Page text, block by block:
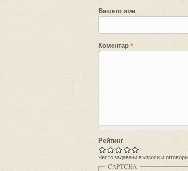
Вашето име
Коментар*
Рейтинг
Често задавани въпроси и отговори
CAPTCHA